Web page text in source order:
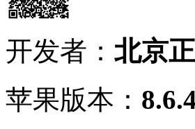
开发者： 北京
苹果版本：